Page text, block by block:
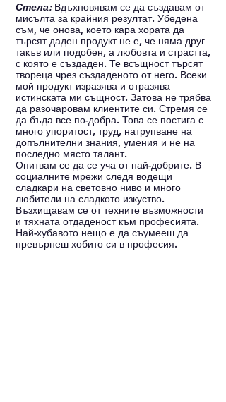
Стела: Вдъхновявам се да създавам от
мисълта за крайния резултат. Убедена
съм, че онова, което кара хората да
търсят даден продукт не е, че няма друг
такъв или подобен, а любовта и страстта,
с която е създаден. Те всъщност търсят
твореца чрез създаденото от него. Всеки
мой продукт изразява и отразява
истинската ми същност. Затова не трябва
да разочаровам клиентите си. Стремя се
да бъда все по-добра. Това се постига с
много упоритост, труд, натрупване на
допълнителни знания, умения и не на
последно място талант.
Опитвам се да се уча от най-добрите. В
социалните мрежи следя водещи
сладкари на световно ниво и много
любители на сладкото изкуство.
Възхищавам се от техните възможности
и тяхната отдаденост към професията.
Най-хубавото нещо е да съумееш да
превърнеш хобито си в професия.